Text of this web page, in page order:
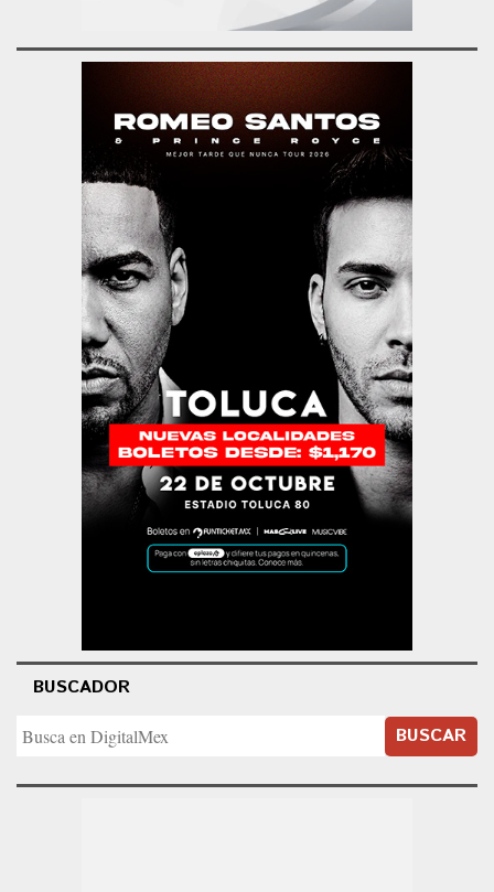
BUSCADOR
BUSCAR